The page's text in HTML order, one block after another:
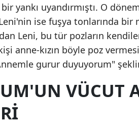
yankı uyandırmıştı. O
ise fuşya tonlarında
Leni, bu tür pozların
anne-kızın böyle poz
gurur duyuyorum"
VÜCUT